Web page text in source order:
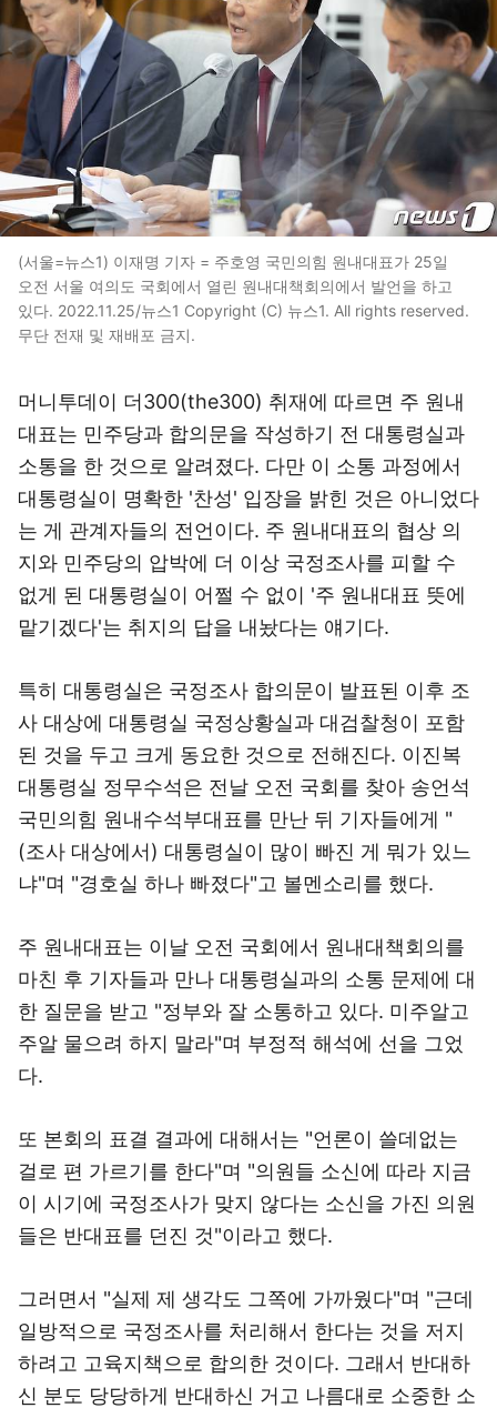
(서울=뉴스1) 이재명 기자 = 주호영 국민의힘 원내대표가 25일
오전 서울 여의도 국회에서 열린 원내대책회의에서 발언을 하고
있다. 2022.11.25/뉴스1 Copyright (C) 뉴스1. All rights reserved.
무단 전재 및 재배포 금지.
머니투데이 더300(the300) 취재에 따르면 주 원내
대표는 민주당과 합의문을 작성하기 전 대통령실과
소통을 한 것으로 알려졌다. 다만 이 소통 과정에서
대통령실이 명확한 '찬성' 입장을 밝힌 것은 아니었다
는 게 관계자들의 전언이다. 주 원내대표의 협상 의
지와 민주당의 압박에 더 이상 국정조사를 피할 수
없게 된 대통령실이 어쩔 수 없이 '주 원내대표 뜻에
맡기겠다'는 취지의 답을 내놨다는 얘기다.
특히 대통령실은 국정조사 합의문이 발표된 이후 조
사 대상에 대통령실 국정상황실과 대검찰청이 포함
된 것을 두고 크게 동요한 것으로 전해진다. 이진복
대통령실 정무수석은 전날 오전 국회를 찾아 송언석
국민의힘 원내수석부대표를 만난 뒤 기자들에게 "
(조사 대상에서) 대통령실이 많이 빠진 게 뭐가 있느
냐"며 "경호실 하나 빠졌다"고 볼멘소리를 했다.
주 원내대표는 이날 오전 국회에서 원내대책회의를
마친 후 기자들과 만나 대통령실과의 소통 문제에 대
한 질문을 받고 "정부와 잘 소통하고 있다. 미주알고
주알 물으려 하지 말라"며 부정적 해석에 선을 그었
다.
또 본회의 표결 결과에 대해서는 "언론이 쓸데없는
걸로 편 가르기를 한다"며 "의원들 소신에 따라 지금
이 시기에 국정조사가 맞지 않다는 소신을 가진 의원
들은 반대표를 던진 것"이라고 했다.
그러면서 "실제 제 생각도 그쪽에 가까웠다"며 "근데
일방적으로 국정조사를 처리해서 한다는 것을 저지
하려고 고육지책으로 합의한 것이다. 그래서 반대하
신 분도 당당하게 반대하신 거고 나름대로 소중한 소